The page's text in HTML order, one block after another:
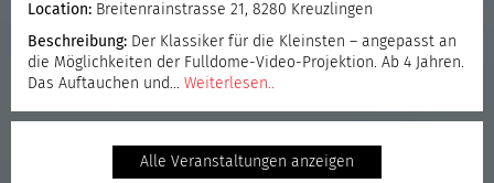
Location: Breitenrainstrasse 21, 8280 Kreuzlingen
Beschreibung: Der Klassiker für die Kleinsten – angepasst an
die Möglichkeiten der Fulldome-Video-Projektion. Ab 4 Jahren.
Das Auftauchen und… Weiterlesen..
Alle Veranstaltungen anzeigen